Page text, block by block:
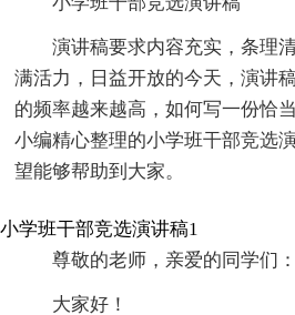
演讲稿要求内容充实，条理
满活力，日益开放的今天，演讲
的频率越来越高，如何写一份恰
小编精心整理的小学班干部竞选
望能够帮助到大家。
小学班干部竞选演讲稿1
尊敬的老师，亲爱的同学们：
大家好！